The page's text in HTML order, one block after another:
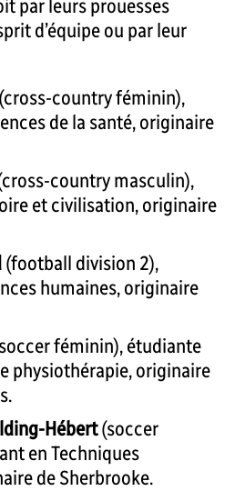
par leurs prouesses
d’équipe ou par leur
(cross-country féminin),
de la santé, originaire
country masculin),
et civilisation, originaire
(football division 2),
humaines, originaire
féminin), étudiante
physiothérapie, originaire
Hébert(soccer
en Techniques
de Sherbrooke.